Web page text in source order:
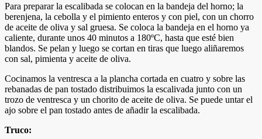
Para preparar la escalibada se colocan en la bandeja del horno; la
berenjena, la cebolla y el pimiento enteros y con piel, con un chorro
de aceite de oliva y sal gruesa. Se coloca la bandeja en el horno ya
caliente, durante unos 40 minutos a 180ºC, hasta que esté bien
blandos. Se pelan y luego se cortan en tiras que luego aliñaremos
con sal, pimienta y aceite de oliva.
Cocinamos la ventresca a la plancha cortada en cuatro y sobre las
rebanadas de pan tostado distribuimos la escalivada junto con un
trozo de ventresca y un chorito de aceite de oliva. Se puede untar el
ajo sobre el pan tostado antes de añadir la escalibada.
Truco: